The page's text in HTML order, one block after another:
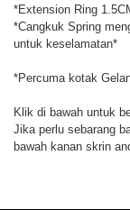
*Extension Ring
*Cangkuk Spring
untuk keselamatan*
*Percuma kotak
Klik di bawah untuk
Jika perlu sebarang
bawah kanan skrin